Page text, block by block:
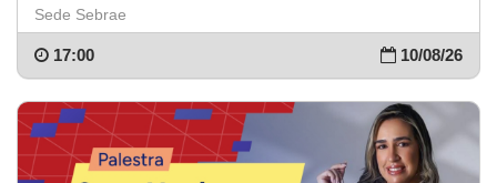
Sede Sebrae
10/08/26
17:00